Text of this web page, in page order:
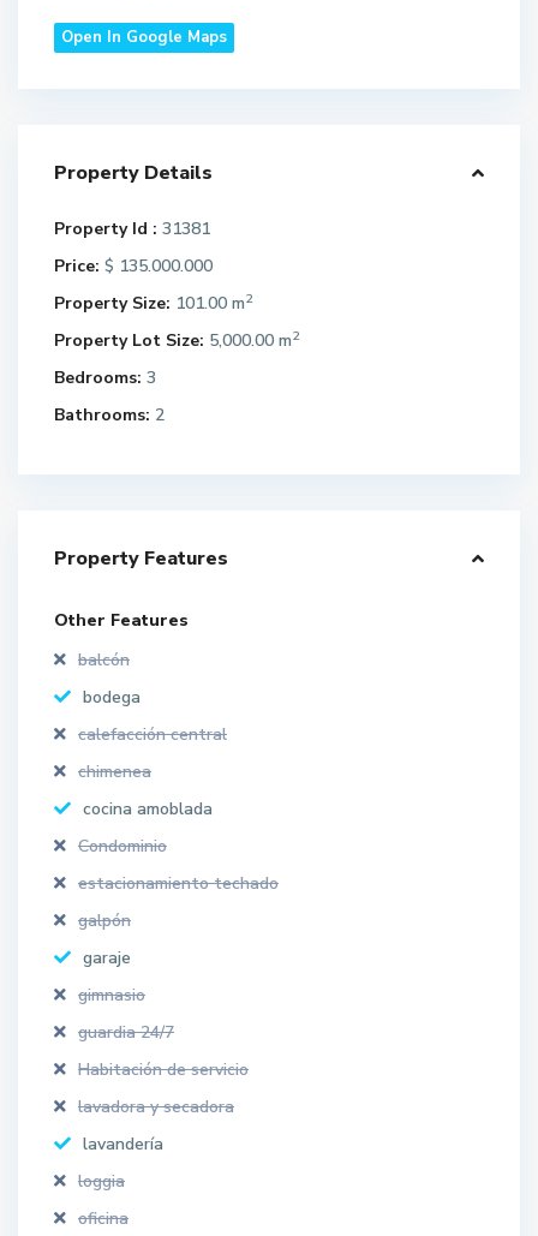
Open In Google Maps
Property Details
Property Id : 31381
Price: $ 135.000.000
Property Size: 101.00 m2
Property Lot Size: 5,000.00 m2
Bedrooms: 3
Bathrooms: 2
Property Features
Other Features
balcón
bodega
calefacción central
chimenea
cocina amoblada
Condominio
estacionamiento techado
galpón
garaje
gimnasio
guardia 24/7
Habitación de servicio
lavadora y secadora
lavandería
loggia
oficina